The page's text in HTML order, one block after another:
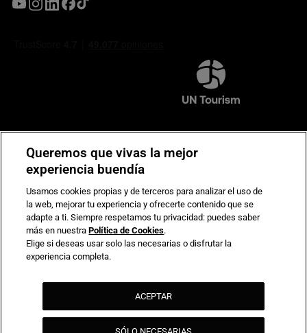
Compromiso de seguridad en pagos electrónicos
Queremos que vivas la mejor
experiencia buendía
Usamos cookies propias y de terceros para analizar el uso de
la web, mejorar tu experiencia y ofrecerte contenido que se
adapte a ti. Siempre respetamos tu privacidad: puedes saber
más en nuestraPolítica de Cookies.
Elige si deseas usar solo las necesarias o disfrutar la
experiencia completa.
ACEPTAR